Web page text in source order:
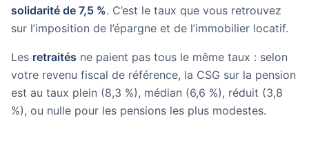
solidarité de 7,5 %. C’est le taux que vous retrouvez
sur l’imposition de l’épargne et de l’immobilier locatif.
Les retraités ne paient pas tous le même taux : selon
votre revenu fiscal de référence, la CSG sur la pension
est au taux plein (8,3 %), médian (6,6 %), réduit (3,8
%), ou nulle pour les pensions les plus modestes.